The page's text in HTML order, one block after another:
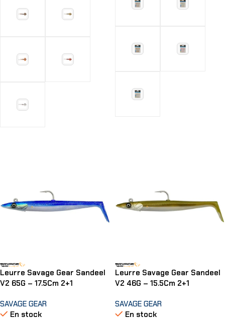
Leurre Savage Gear Sandeel
V2 65G – 17.5Cm 2+1
SAVAGE GEAR
En stock
Leurre Savage Gear Sandeel
V2 46G – 15.5Cm 2+1
SAVAGE GEAR
En stock